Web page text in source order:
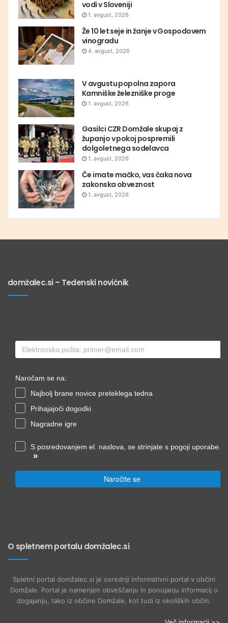
vodi v Sloveniji
1. avgust, 2026
Že 10 let seje in žanje v Gospodovem
vinogradu
4. avgust, 2026
V avgustu popolna zapora
Kamniške železniške proge
1. avgust, 2026
Gasilci CZR Domžale skupaj z
županjo v pokoj pospremili
dolgoletnega sodelavca
1. avgust, 2026
Če imate mačko, vas čaka nova
zakonska obveznost
1. avgust, 2026
domžalec.si – Tedenski novičnik
Naročam se na:
Najbolj brane novice preteklega tedna
Prihajajoči dogodki
Nagradne igre
S posredovanjem el. naslova, se strinjate s pogoji uporabe.
»
Naročite se
O spletnem portalu domžalec.si
Spletni portal domžalec.si je osrednji informativni portal v občini
Domžale. Portal je namenjen obveščanju in ponujanju informacij o
dogajanju, tako iz občine Domžale, kot tudi iz okoliških občin.